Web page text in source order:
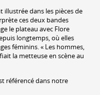
illustrée dans les pièces de
ces deux bandes
le plateau avec Flore
longtemps, où elles
féminins. « Les hommes,
la metteuse en scène au
référencé dans notre